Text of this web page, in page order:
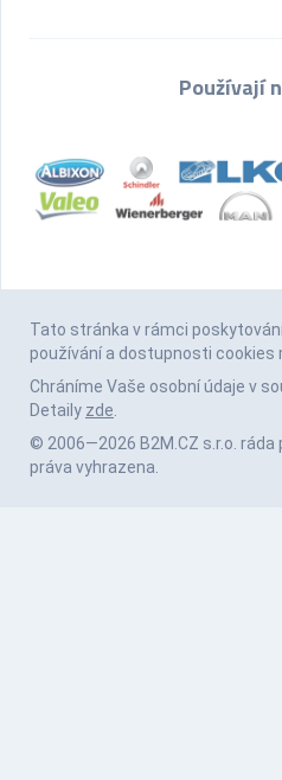
Používají
Tato stránka v rámci
používání a dostupnosti
Chráníme Vaše osobní údaje v
Detaily zde.
© 2006—2026 B2M.CZ s.r.o. ráda
práva vyhrazena.